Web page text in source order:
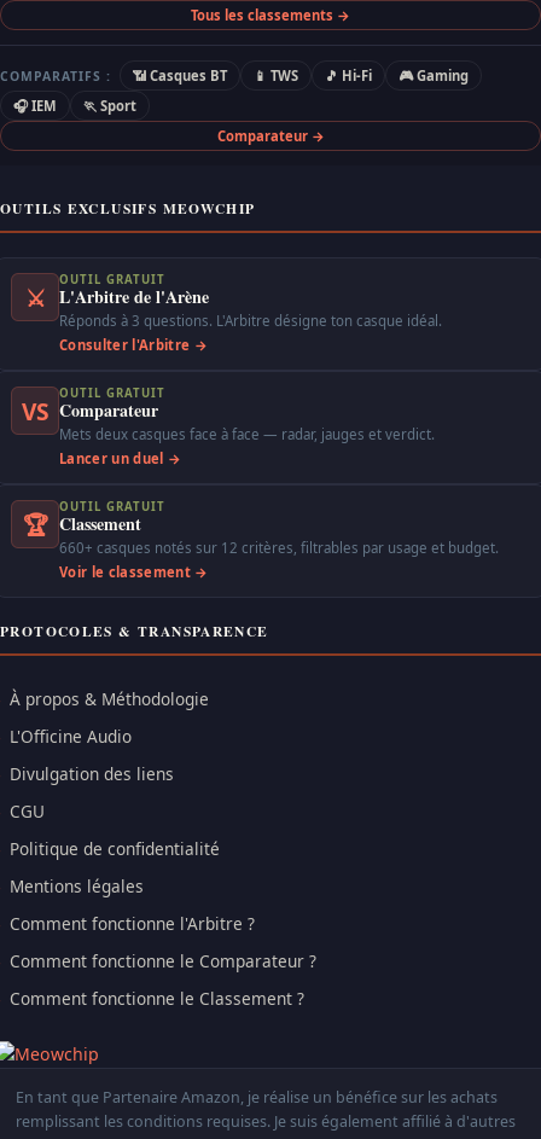
Tous les classements →
COMPARATIFS : 📶 Casques BT 📱 TWS 🎵 Hi-Fi
🎮 Gaming
🎧 IEM
🏃 Sport
Comparateur →
OUTILS EXCLUSIFS MEOWCHIP
⚔
OUTIL GRATUIT
L'Arbitre de l'Arène
Réponds à 3 questions. L'Arbitre désigne ton casque idéal.
Consulter l'Arbitre →
VS
OUTIL GRATUIT
Comparateur
Mets deux casques face à face — radar, jauges et verdict.
Lancer un duel →
🏆
OUTIL GRATUIT
Classement
660+ casques notés sur 12 critères, filtrables par usage et budget.
Voir le classement →
PROTOCOLES & TRANSPARENCE
À propos & Méthodologie
L'Officine Audio
Divulgation des liens
CGU
Politique de confidentialité
Mentions légales
Comment fonctionne l'Arbitre ?
Comment fonctionne le Comparateur ?
Comment fonctionne le Classement ?
En tant que Partenaire Amazon, je réalise un bénéfice sur les achats
remplissant les conditions requises. Je suis également affilié à d'autres